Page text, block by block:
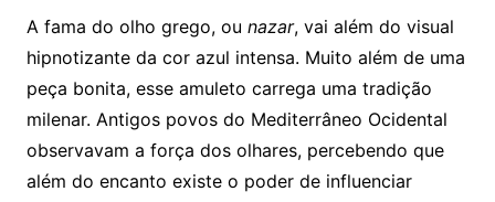
A fama do olho grego, ou nazar, vai além do visual
hipnotizante da cor azul intensa. Muito além de uma
peça bonita, esse amuleto carrega uma tradição
milenar. Antigos povos do Mediterrâneo Ocidental
observavam a força dos olhares, percebendo que
além do encanto existe o poder de influenciar